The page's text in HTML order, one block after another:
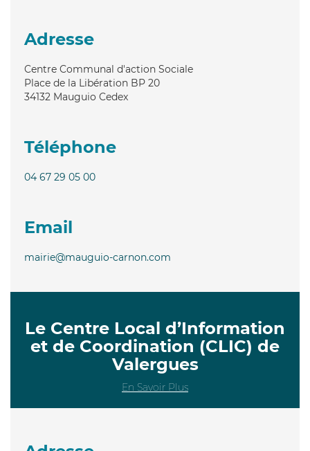
Adresse
Centre Communal d'action Sociale
Place de la Libération BP 20
34132 Mauguio Cedex
Téléphone
04 67 29 05 00
Email
mairie@mauguio-carnon.com
Le Centre Local d’Information
et de Coordination (CLIC) de
Valergues
En Savoir Plus